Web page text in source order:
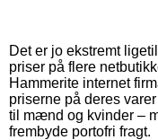
Det er jo ekstremt
priser på flere
Hammerite internet
priserne på deres
til mænd og kvinder –
frembyde portofri fragt.